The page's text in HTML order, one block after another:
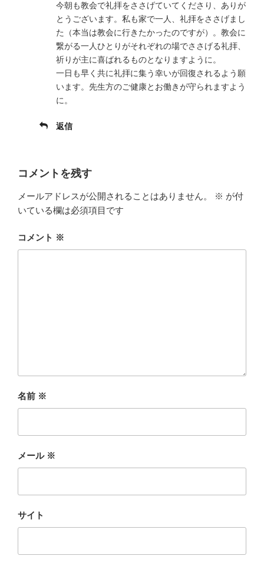
今朝も教会で礼拝をささげていてくださり、ありが
とうございます。私も家で一人、礼拝をささげまし
た（本当は教会に行きたかったのですが）。教会に
繋がる一人ひとりがそれぞれの場でささげる礼拝、
祈りが主に喜ばれるものとなりますように。
一日も早く共に礼拝に集う幸いが回復されるよう願
います。先生方のご健康とお働きが守られますよう
に。
返信
コメントを残す
メールアドレスが公開されることはありません。 ※ が付
いている欄は必須項目です
コメント ※
名前 ※
メール ※
サイト